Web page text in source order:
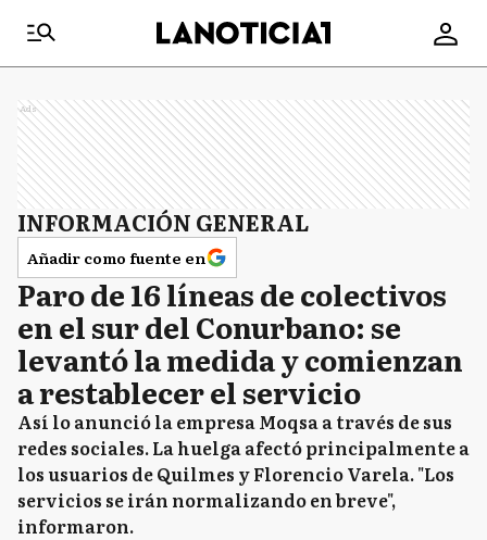
Ads
INFORMACIÓN GENERAL
Añadir como fuente en
Paro de 16 líneas de colectivos
en el sur del Conurbano: se
levantó la medida y comienzan
a restablecer el servicio
Así lo anunció la empresa Moqsa a través de sus
redes sociales. La huelga afectó principalmente a
los usuarios de Quilmes y Florencio Varela. "Los
servicios se irán normalizando en breve",
informaron.